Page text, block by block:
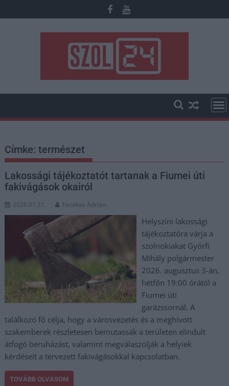
to
Címke:természet
Lakossági tájékoztatót tartanak a Fiumei úti
fakivágások okairól
2026.07.31. Fazekas Adrián
Helyszíni lakossági
tájékoztatóra várja a
szolnokiakat Györfi
Mihály polgármester
2026. augusztus 3-án,
hétfőn 19:00 órától a
Fiumei úti
garázssornál. A
találkozó fő célja, hogy a városvezetés és a meghívott
szakemberek részletesen bemutassák a területen elindult
átfogó beruházást, valamint megválaszolják a helyiek
kérdéseit a tervezett fakivágásokkal kapcsolatban.
TOVÁBB OLVASOM